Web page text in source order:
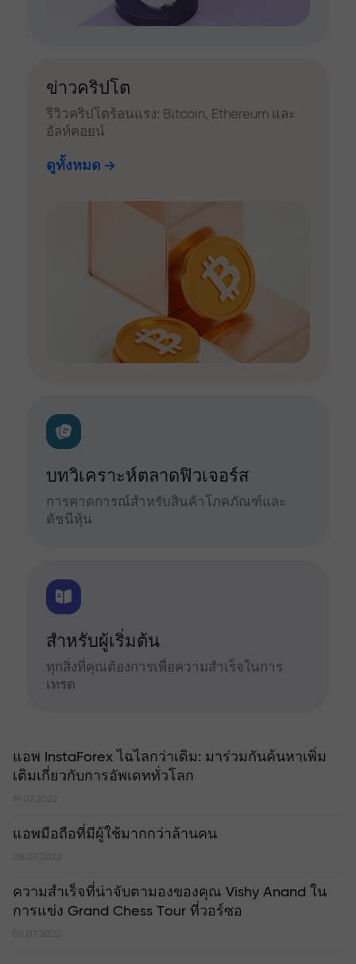
ข่าวคริปโต
รีวิวคริปโตร้อนแรง: Bitcoin, Ethereum และ
อัลท์คอยน์
ดูทั้งหมด
บทวิเคราะห์ตลาดฟิวเจอร์ส
การคาดการณ์สำหรับสินค้าโภคภัณฑ์และ
ดัชนีหุ้น
สำหรับผู้เริ่มต้น
ทุกสิ่งที่คุณต้องการเพื่อความสำเร็จในการ
เทรด
แอพ InstaForex ไฉไลกว่าเดิม: มาร่วมกันค้นหาเพิ่ม
เติมเกี่ยวกับการอัพเดททั่วโลก
19.07.2022
แอพมือถือที่มีผู้ใช้มากกว่าล้านคน
08.07.2022
ความสำเร็จที่น่าจับตามองของคุณ Vishy Anand ใน
การแข่ง Grand Chess Tour ที่วอร์ซอ